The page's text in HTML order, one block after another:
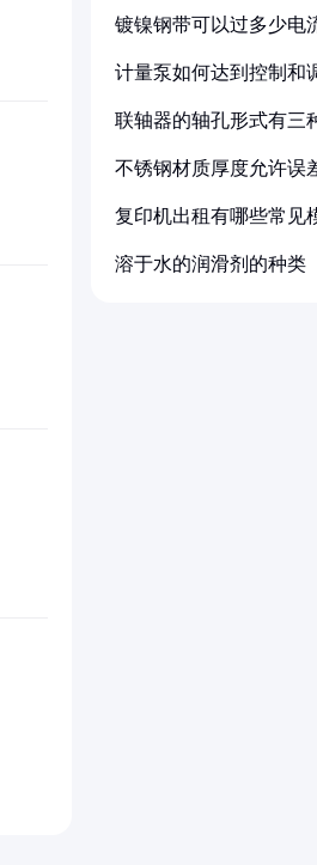
镀镍钢带可以过多少电
计量泵如何达到控制和
联轴器的轴孔形式有三
不锈钢材质厚度允许误
复印机出租有哪些常见
溶于水的润滑剂的种类